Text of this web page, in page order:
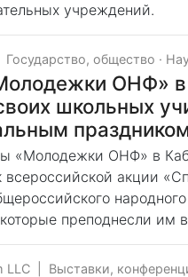
учреждений.
Государство, общество ·
ОНФ»
школьных
«Молодежки ОНФ» в
всероссийской акции
преподнесли им
LLC Выставки,